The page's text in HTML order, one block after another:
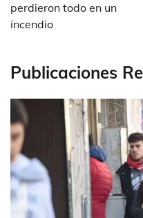
entradas
perdieron todo en un
incendio
Publicaciones